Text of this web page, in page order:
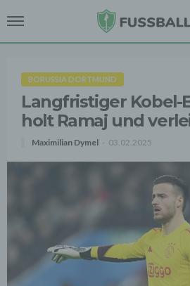
BORUSSIA DORTMUND
Langfristiger Kobel-
holt Ramaj und
Maximilian Dymel 03.02.2025